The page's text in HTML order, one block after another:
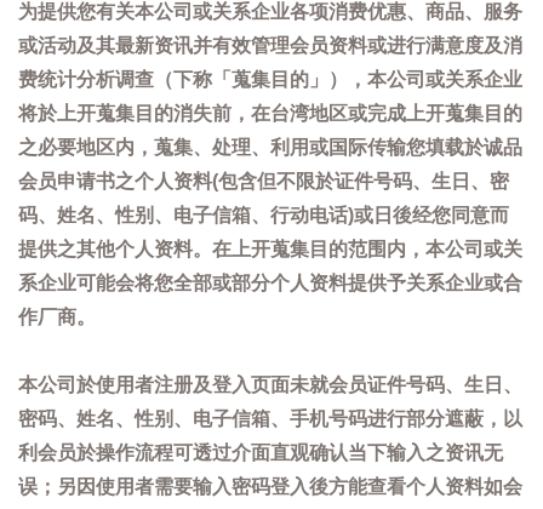
为提供您有关本公司或关系企业各项消费优惠、商品、服务
或活动及其最新资讯并有效管理会员资料或进行满意度及消
费统计分析调查（下称「蒐集目的」），本公司或关系企业
将於上开蒐集目的消失前，在台湾地区或完成上开蒐集目的
之必要地区内，蒐集、处理、利用或国际传输您填载於诚品
会员申请书之个人资料(包含但不限於证件号码、生日、密
码、姓名、性别、电子信箱、行动电话)或日後经您同意而
提供之其他个人资料。在上开蒐集目的范围内，本公司或关
系企业可能会将您全部或部分个人资料提供予关系企业或合
作厂商。
本公司於使用者注册及登入页面未就会员证件号码、生日、
密码、姓名、性别、电子信箱、手机号码进行部分遮蔽，以
利会员於操作流程可透过介面直观确认当下输入之资讯无
误；另因使用者需要输入密码登入後方能查看个人资料如会